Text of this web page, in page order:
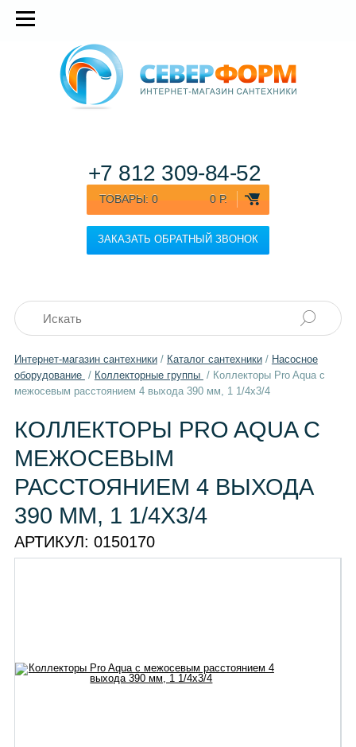
ТОВАРЫ: 0 0 Р.
ЗАКАЗАТЬ ОБРАТНЫЙ ЗВОНОК
+7 812 309-84-52
Интернет-магазин сантехники/ Каталог сантехники/ Насосное
оборудование / Коллекторные группы / Коллекторы Pro Aqua с
межосевым расстоянием 4 выхода 390 мм, 1 1/4x3/4
КОЛЛЕКТОРЫ PRO AQUA С
МЕЖОСЕВЫМ
РАССТОЯНИЕМ 4 ВЫХОДА
390 ММ, 1 1/4X3/4
АРТИКУЛ: 0150170